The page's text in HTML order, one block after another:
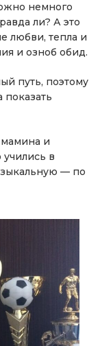
немного
ли? А это
любви, тепла и
и озноб обид.
путь, поэтому
показать
мамина и
в
— по